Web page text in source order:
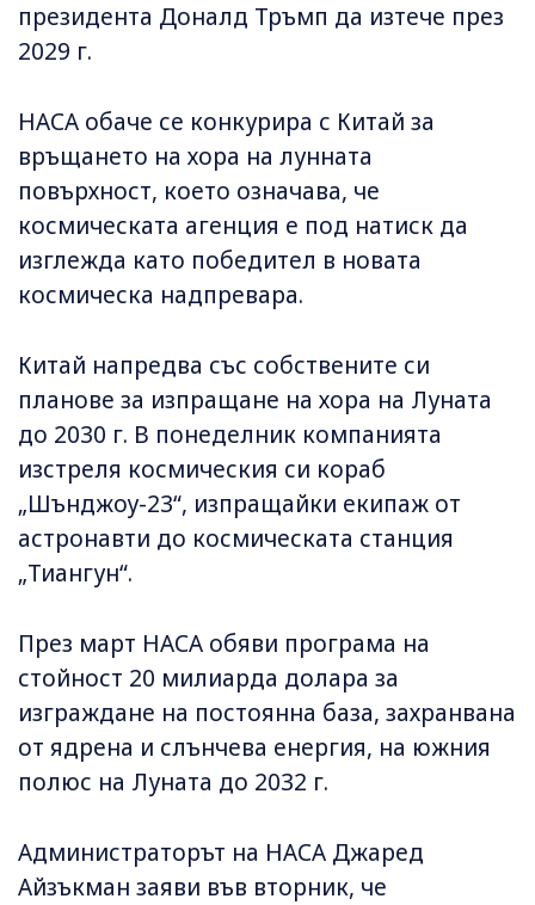
президента Доналд Тръмп да изтече през
2029 г.
НАСА обаче се конкурира с Китай за
връщането на хора на лунната
повърхност, което означава, че
космическата агенция е под натиск да
изглежда като победител в новата
космическа надпревара.
Китай напредва със собствените си
планове за изпращане на хора на Луната
до 2030 г. В понеделник компанията
изстреля космическия си кораб
„Шънджоу-23“, изпращайки екипаж от
астронавти до космическата станция
„Тиангун“.
През март НАСА обяви програма на
стойност 20 милиарда долара за
изграждане на постоянна база, захранвана
от ядрена и слънчева енергия, на южния
полюс на Луната до 2032 г.
Администраторът на НАСА Джаред
Айзъкман заяви във вторник, че